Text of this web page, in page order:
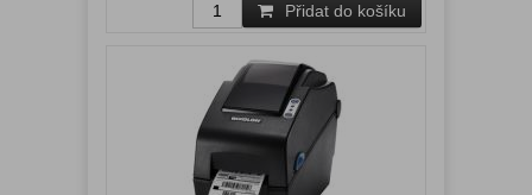
Přidat do košíku